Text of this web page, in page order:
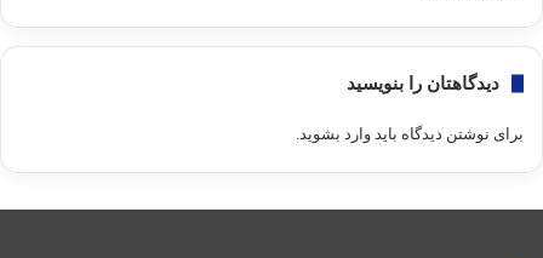
دیدگاهتان را بنویسید
برای نوشتن دیدگاه باید وارد بشوید